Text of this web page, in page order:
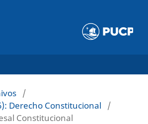
/
Derecho Constitucional
/
Constitucional